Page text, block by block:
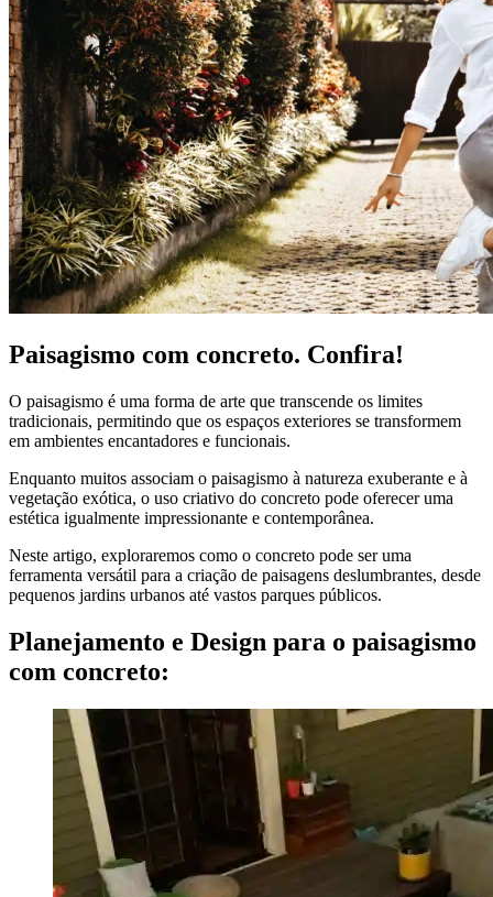
Paisagismo com concreto. Confira!
O paisagismo é uma forma de arte que transcende os limites
tradicionais, permitindo que os espaços exteriores se transformem
em ambientes encantadores e funcionais.
Enquanto muitos associam o paisagismo à natureza exuberante e à
vegetação exótica, o uso criativo do concreto pode oferecer uma
estética igualmente impressionante e contemporânea.
Neste artigo, exploraremos como o concreto pode ser uma
ferramenta versátil para a criação de paisagens deslumbrantes, desde
pequenos jardins urbanos até vastos parques públicos.
Planejamento e Design para o paisagismo
com concreto: